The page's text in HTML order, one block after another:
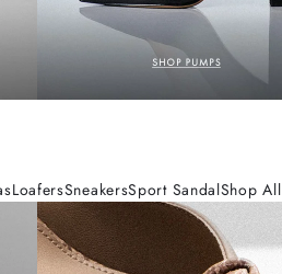
LoafersSneakersSport SandalShop All